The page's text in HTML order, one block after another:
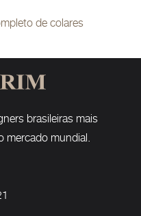
de colares
brasileiras mais
mercado mundial.